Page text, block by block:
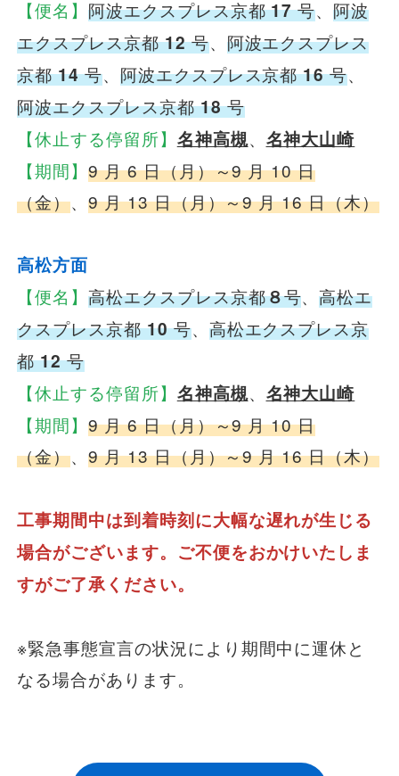
【便名】 阿波エクスプレス京都17号、阿波
エクスプレス京都12号、 阿波エクスプレス
京都14号、 阿波エクスプレス京都16号、
阿波エクスプレス京都18号
【休止する停留所】 名神高槻、 名神大山崎
【期間】 9 月 6 日（月）～9 月 10 日
（金）、 9 月 13 日（月）～9 月 16 日（木）
高松方面
【便名】 高松エクスプレス京都８号、高松エ
クスプレス京都10号、 高松エクスプレス京
都12号
【休止する停留所】 名神高槻、 名神大山崎
【期間】 9 月 6 日（月）～9 月 10 日
（金）、 9 月 13 日（月）～9 月 16 日（木）
工事期間中は到着時刻に大幅な遅れが生じる
場合がございます。ご不便をおかけいたしま
すがご了承ください。
※緊急事態宣言の状況により期間中に運休と
なる場合があります。